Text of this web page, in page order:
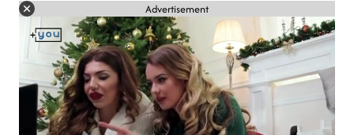
Advertisement